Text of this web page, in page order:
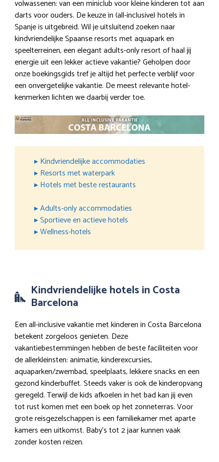
volwassenen: van een miniclub voor kleine kinderen tot aan
darts voor ouders. De keuze in (all-inclusive) hotels in
Spanje is uitgebreid. Wil je uitsluitend zoeken naar
kindvriendelijke Spaanse resorts met aquapark en
speelterreinen, een elegant adults-only resort of haal jij
energie uit een lekker actieve vakantie? Geholpen door
onze boekingsgids tref je altijd het perfecte verblijf voor
een onvergetelijke vakantie. De meest relevante hotel-
kenmerken lichten we daarbij verder toe.
▸ Kindvriendelijke accommodaties
▸ Resorts met waterpark
▸ Hotels met beste restaurants
▸ Adults-only accommodaties
▸ Sportieve en actieve hotels
▸ Wellness-hotels
Kindvriendelijke hotels in Costa
Barcelona
Een all-inclusive vakantie met kinderen in Costa Barcelona
betekent zorgeloos genieten. Deze
vakantiebestemmingen hebben de beste faciliteiten voor
de allerkleinsten: animatie, kinderexcursies,
aquaparken/zwembad, speelplaats, lekkere snacks en een
gezond kinderbuffet. Steeds vaker is ook de kinderopvang
geregeld. Terwijl de kids afkoelen in het bad kan jij even
tot rust komen met een boek op het zonneterras. Voor
grote reisgezelschappen is een familiekamer met aparte
kamers een uitkomst. Baby’s tot 2 jaar kunnen vaak
zonder kosten reizen.